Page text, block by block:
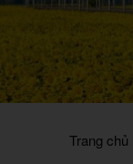
Trang chủ